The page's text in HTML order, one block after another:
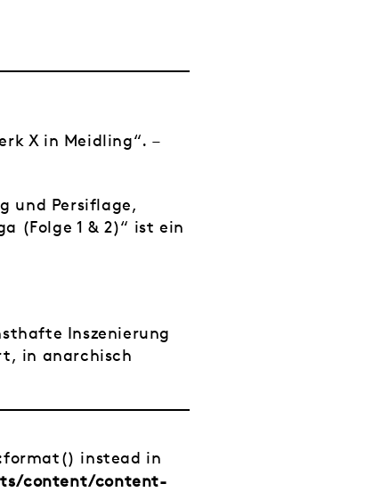
X in Meidling“. –
und Persiflage,
(Folge 1 & 2)“ ist ein
Inszenierung
in anarchisch
instead in
content/content-